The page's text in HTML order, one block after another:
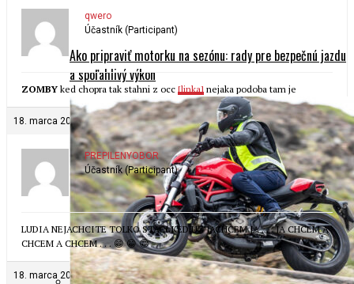
Ako pripraviť motorku na sezónu: rady pre bezpečnú jazdu
a spoľahlivý výkon
qwero
Účastník (Participant)
ZOMBY ked chopra tak stahni z occ [linka] nejaka podoba tam je
18. marca 2007 o 13:41 #72474
PREPILENYOBOR
Účastník (Participant)
LUDIA NEJACHCITE TOLKO STACI KED UZ JACHCEM JA . . . JA CHCEM A
CHCEM A CHCEM . . . 😁 😁 😁
18. marca 2007 o 15:23 #72475